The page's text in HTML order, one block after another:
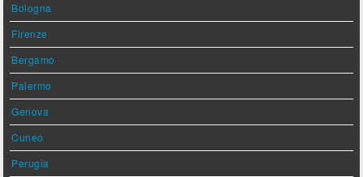
Bologna
Firenze
Bergamo
Palermo
Genova
Cuneo
Perugia